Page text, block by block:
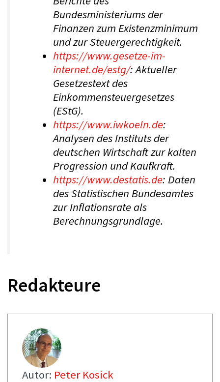
Bundesministeriums der
Finanzen zum Existenzminimum
und zur Steuergerechtigkeit.
https://www.gesetze-im-
internet.de/estg/: Aktueller
Gesetzestext des
Einkommensteuergesetzes
(EStG).
https://www.iwkoeln.de:
Analysen des Instituts der
deutschen Wirtschaft zur kalten
Progression und Kaufkraft.
https://www.destatis.de: Daten
des Statistischen Bundesamtes
zur Inflationsrate als
Berechnungsgrundlage.
Redakteure
Autor: Peter Kosick